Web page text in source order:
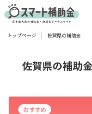
対象
トップページ 佐賀県の補助金
佐賀県の補助
おすすめ